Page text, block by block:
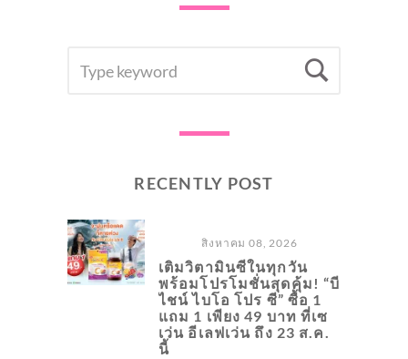
FOR:
RECENTLY POST
สิงหาคม 08, 2026
เติมวิตามินซีในทุกวัน
พร้อมโปรโมชั่นสุดคุ้ม! “บี
ไชน์ ไบโอ โปร ซี” ซื้อ 1
แถม 1 เพียง 49 บาท ที่เซ
เว่น อีเลฟเว่น ถึง 23 ส.ค.
นี้